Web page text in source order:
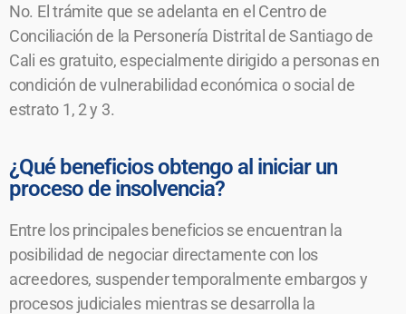
No. El trámite que se adelanta en el Centro de
Conciliación de la Personería Distrital de Santiago de
Cali es gratuito, especialmente dirigido a personas en
condición de vulnerabilidad económica o social de
estrato 1, 2 y 3.
¿Qué beneficios obtengo al iniciar un
proceso de insolvencia?
Entre los principales beneficios se encuentran la
posibilidad de negociar directamente con los
acreedores, suspender temporalmente embargos y
procesos judiciales mientras se desarrolla la